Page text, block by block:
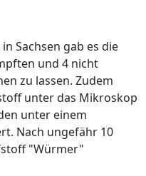
Sachsen gab es die
und 4 nicht
zu lassen. Zudem
unter das Mikroskop
unter einem
Nach ungefähr 10
"Würmer"